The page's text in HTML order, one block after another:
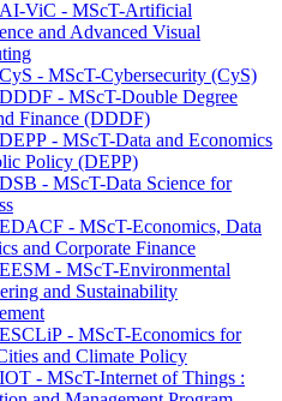
ViC - MScT-Artificial
and Advanced Visual
- MScT-Cybersecurity (CyS)
- MScT-Double Degree
Finance (DDDF)
- MScT-Data and Economics
Policy (DEPP)
- MScT-Data Science for
- MScT-Economics, Data
and Corporate Finance
- MScT-Environmental
and Sustainability
- MScT-Economics for
and Climate Policy
- MScT-Internet of Things :